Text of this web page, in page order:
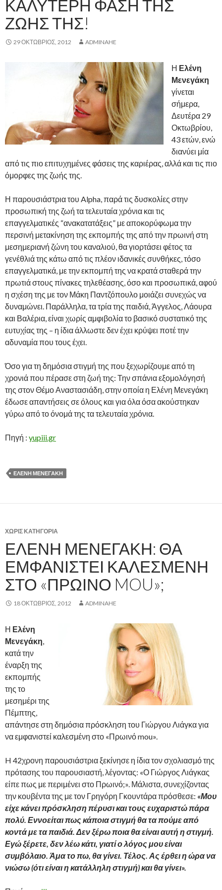
ΚΑΛΎΤΕΡΗ ΦΆΣΗ ΤΗΣ
ΖΩΉΣ ΤΗΣ!
29 ΟΚΤΏΒΡΙΟΣ, 2012 ADMINAHE
Η Ελένη
Μενεγάκη
γίνεται
σήμερα,
Δευτέρα 29
Οκτωβρίου,
43 ετών, ενώ
διανύει μία
από τις πιο επιτυχημένες φάσεις της καριέρας, αλλά και τις πιο
όμορφες της ζωής της.
Η παρουσιάστρια του Alpha, παρά τις δυσκολίες στην
προσωπική της ζωή τα τελευταία χρόνια και τις
επαγγελματικές “ανακατατάξεις” με αποκορύφωμα την
περσινή μετακίνηση της εκπομπής της από την πρωινή στη
μεσημεριανή ζώνη του καναλιού, θα γιορτάσει φέτος τα
γενέθλιά της κάτω από τις πλέον ιδανικές συνθήκες, τόσο
επαγγελματικά, με την εκπομπή της να κρατά σταθερά την
πρωτιά στους πίνακες τηλεθέασης, όσο και προσωπικά, αφού
η σχέση της με τον Μάκη Παντζόπουλο μοιάζει συνεχώς να
δυναμώνει. Παράλληλα, τα τρία της παιδιά, Άγγελος, Λάουρα
και Βαλέρια, είναι χωρίς αμφιβολία το βασικό συστατικό της
ευτυχίας της – η ίδια άλλωστε δεν έχει κρύψει ποτέ την
αδυναμία που τους έχει.
Όσο για τη δημόσια στιγμή της που ξεχωρίζουμε από τη
χρονιά που πέρασε στη ζωή της: Την σπάνια εξομολόγησή
της στον Θέμο Αναστασιάδη, στην οποία η Ελένη Μενεγάκη
έδωσε απαντήσεις σε όλους και για όλα όσα ακούστηκαν
γύρω από το όνομά της τα τελευταία χρόνια.
Πηγή : yupiii.gr
ΕΛΈΝΗ ΜΕΝΕΓΆΚΗ
ΧΩΡΊΣ ΚΑΤΗΓΟΡΊΑ
ΕΛΈΝΗ ΜΕΝΕΓΆΚΗ: ΘΑ
ΕΜΦΑΝΙΣΤΕΊ ΚΑΛΕΣΜΈΝΗ
ΣΤΟ «ΠΡΩΙΝΌ MOU»;
18 ΟΚΤΏΒΡΙΟΣ, 2012 ADMINAHE
Η Ελένη
Μενεγάκη,
κατά την
έναρξη της
εκπομπής
της το
μεσημέρι της
Πέμπτης,
απάντησε στη δημόσια πρόσκληση του Γιώργου Λιάγκα για
να εμφανιστεί καλεσμένη στο «Πρωινό mou».
H 42χρονη παρουσιάστρια ξεκίνησε η ίδια τον σχολιασμό της
πρότασης του παρουσιαστή, λέγοντας: «Ο Γιώργος Λιάγκας
είπε πως με περιμένει στο Πρωινό;». Μάλιστα, συνεχίζοντας
την κουβέντα της με τον Γρηγόρη Γκουντάρα πρόσθεσε: «Μου
είχε κάνει πρόσκληση πέρυσι και τους ευχαριστώ πάρα
πολύ. Εννοείται πως κάποια στιγμή θα τα πούμε από
κοντά με τα παιδιά. Δεν ξέρω ποια θα είναι αυτή η στιγμή.
Εγώ ξέρετε, δεν λέω κάτι, γιατί ο λόγος μου είναι
συμβόλαιο. Άμα το πω, θα γίνει. Τέλος. Ας έρθει η ώρα να
νιώσω (ότι είναι η κατάλληλη στιγμή) και θα γίνει».